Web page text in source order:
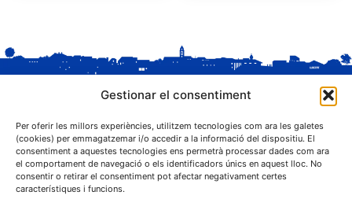
Gestionar el consentiment
Per oferir les millors experiències, utilitzem tecnologies com ara les galetes
(cookies) per emmagatzemar i/o accedir a la informació del dispositiu. El
consentiment a aquestes tecnologies ens permetrà processar dades com ara
el comportament de navegació o els identificadors únics en aquest lloc. No
consentir o retirar el consentiment pot afectar negativament certes
característiques i funcions.
C. Sant Josep, 1
25243 El Palau d'Anglesola (Pla d'Urgell)